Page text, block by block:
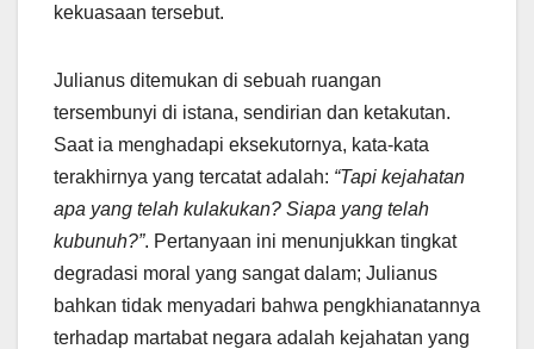
kekuasaan tersebut.
Julianus ditemukan di sebuah ruangan
tersembunyi di istana, sendirian dan ketakutan.
Saat ia menghadapi eksekutornya, kata-kata
terakhirnya yang tercatat adalah: “Tapi kejahatan
apa yang telah kulakukan? Siapa yang telah
kubunuh?”. Pertanyaan ini menunjukkan tingkat
degradasi moral yang sangat dalam; Julianus
bahkan tidak menyadari bahwa pengkhianatannya
terhadap martabat negara adalah kejahatan yang